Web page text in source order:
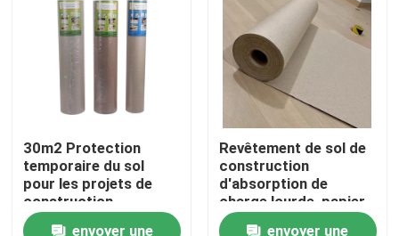
Accueil
A propos de nous
Contacts
30m2 Protection
temporaire du sol
pour les projets de
construction
envoyer une
Revêtement de sol de
construction
d'absorption de
charge lourde, papier
respirable de
envoyer une